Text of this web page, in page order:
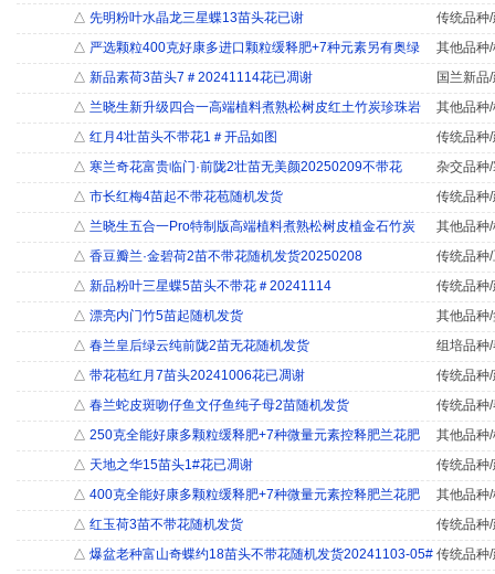
△ 先明粉叶水晶龙三星蝶13苗头花已谢
传统品种
△ 严选颗粒400克好康多进口颗粒缓释肥+7种元素另有奥绿
其他品种
△ 新品素荷3苗头7＃20241114花已凋谢
国兰新品
△ 兰晓生新升级四合一高端植料煮熟松树皮红土竹炭珍珠岩
其他品种
△ 红月4壮苗头不带花1＃开品如图
传统品种
△ 寒兰奇花富贵临门·前陇2壮苗无美颜20250209不带花
杂交品种
△ 市长红梅4苗起不带花苞随机发货
传统品种
△ 兰晓生五合一Pro特制版高端植料煮熟松树皮植金石竹炭
其他品种
△ 香豆瓣兰·金碧荷2苗不带花随机发货20250208
传统品种
△ 新品粉叶三星蝶5苗头不带花＃20241114
传统品种
△ 漂亮内门竹5苗起随机发货
其他品种
△ 春兰皇后绿云纯前陇2苗无花随机发货
组培品种
△ 带花苞红月7苗头20241006花已凋谢
传统品种
△ 春兰蛇皮斑吻仔鱼文仔鱼纯子母2苗随机发货
传统品种
△ 250克全能好康多颗粒缓释肥+7种微量元素控释肥兰花肥
其他品种
△ 天地之华15苗头1#花已凋谢
传统品种
△ 400克全能好康多颗粒缓释肥+7种微量元素控释肥兰花肥
其他品种
△ 红玉荷3苗不带花随机发货
传统品种
△ 爆盆老种富山奇蝶约18苗头不带花随机发货20241103-05# 传统品种